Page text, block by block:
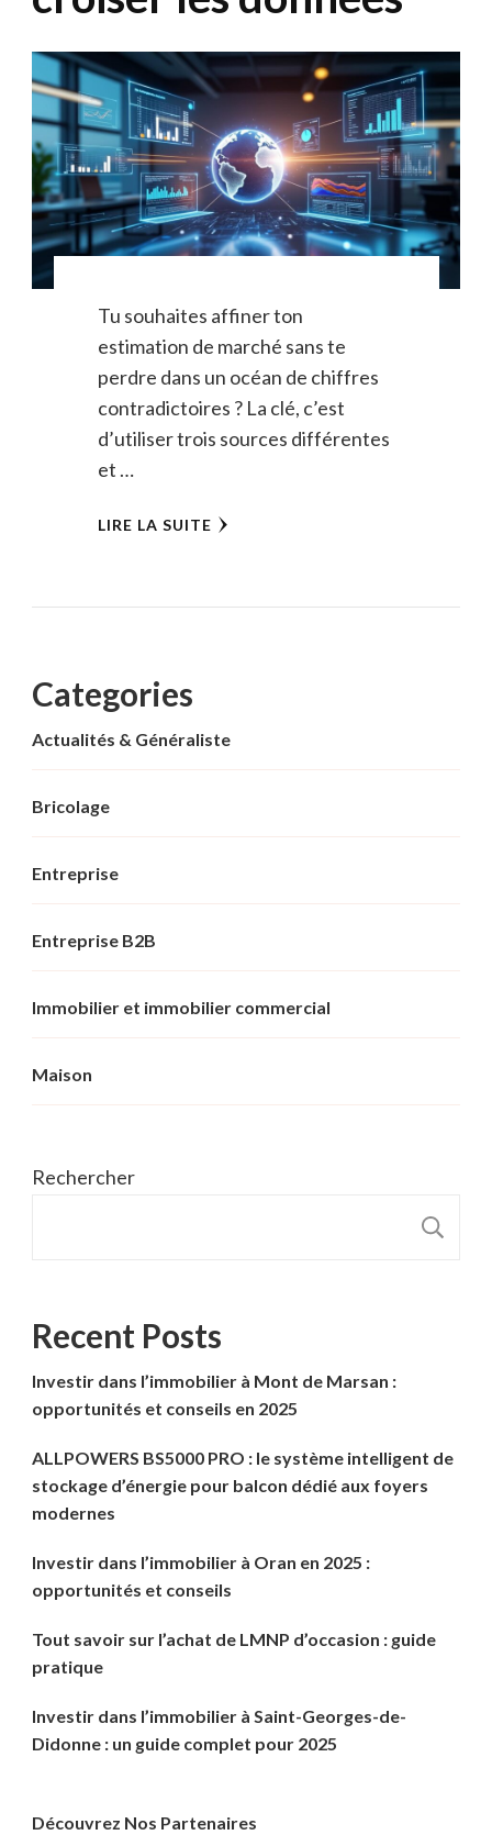
Tu souhaites affiner ton
estimation de marché sans te
perdre dans un océan de chiffres
contradictoires ? La clé, c’est
d’utiliser trois sources différentes
et …
LIRE LA SUITE
Categories
Actualités & Généraliste
Bricolage
Entreprise
Entreprise B2B
Immobilier et immobilier commercial
Maison
Rechercher
Recent Posts
Investir dans l’immobilier à Mont de Marsan :
opportunités et conseils en 2025
ALLPOWERS BS5000 PRO : le système intelligent de
stockage d’énergie pour balcon dédié aux foyers
modernes
Investir dans l’immobilier à Oran en 2025 :
opportunités et conseils
Tout savoir sur l’achat de LMNP d’occasion : guide
pratique
Investir dans l’immobilier à Saint-Georges-de-
Didonne : un guide complet pour 2025
Découvrez Nos Partenaires